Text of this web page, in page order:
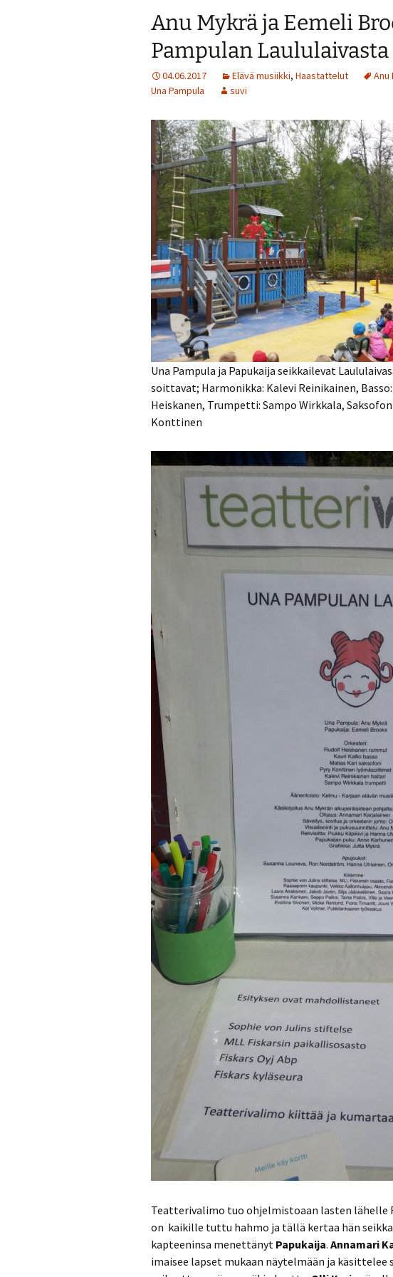
Anu Mykrä ja Eemeli
Pampulan Laululaivasta
04.06.2017 Elävä musiikki, Haastattelut Anu
Una Pampula
suvi
Una Pampula ja Papukaija seikkailevat
soittavat; Harmonikka: Kalevi Reinikainen,
Heiskanen, Trumpetti: Sampo Wirkkala,
Konttinen
Teatterivalimo tuo ohjelmistoaan lasten lähelle
on kaikille tuttu hahmo ja tällä kertaa hän
kapteeninsa menettänyt Papukaija. Annamari
imaisee lapset mukaan näytelmään ja